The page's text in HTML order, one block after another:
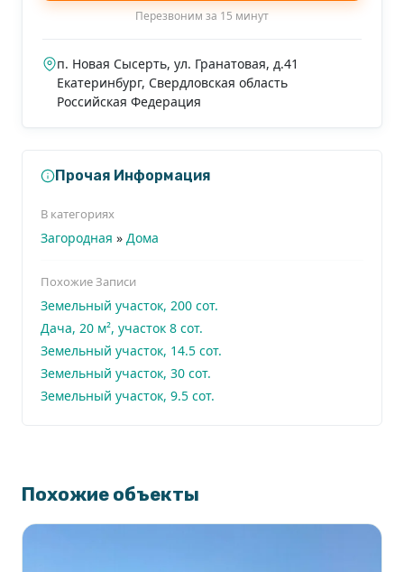
Перезвоним за 15 минут
п. Новая Сысерть, ул. Гранатовая, д.41
Екатеринбург, Свердловская область
Российская Федерация
Прочая Информация
В категориях
Загородная » Дома
Похожие Записи
Земельный участок, 200 сот.
Дача, 20 м², участок 8 сот.
Земельный участок, 14.5 сот.
Земельный участок, 30 сот.
Земельный участок, 9.5 сот.
Похожие объекты